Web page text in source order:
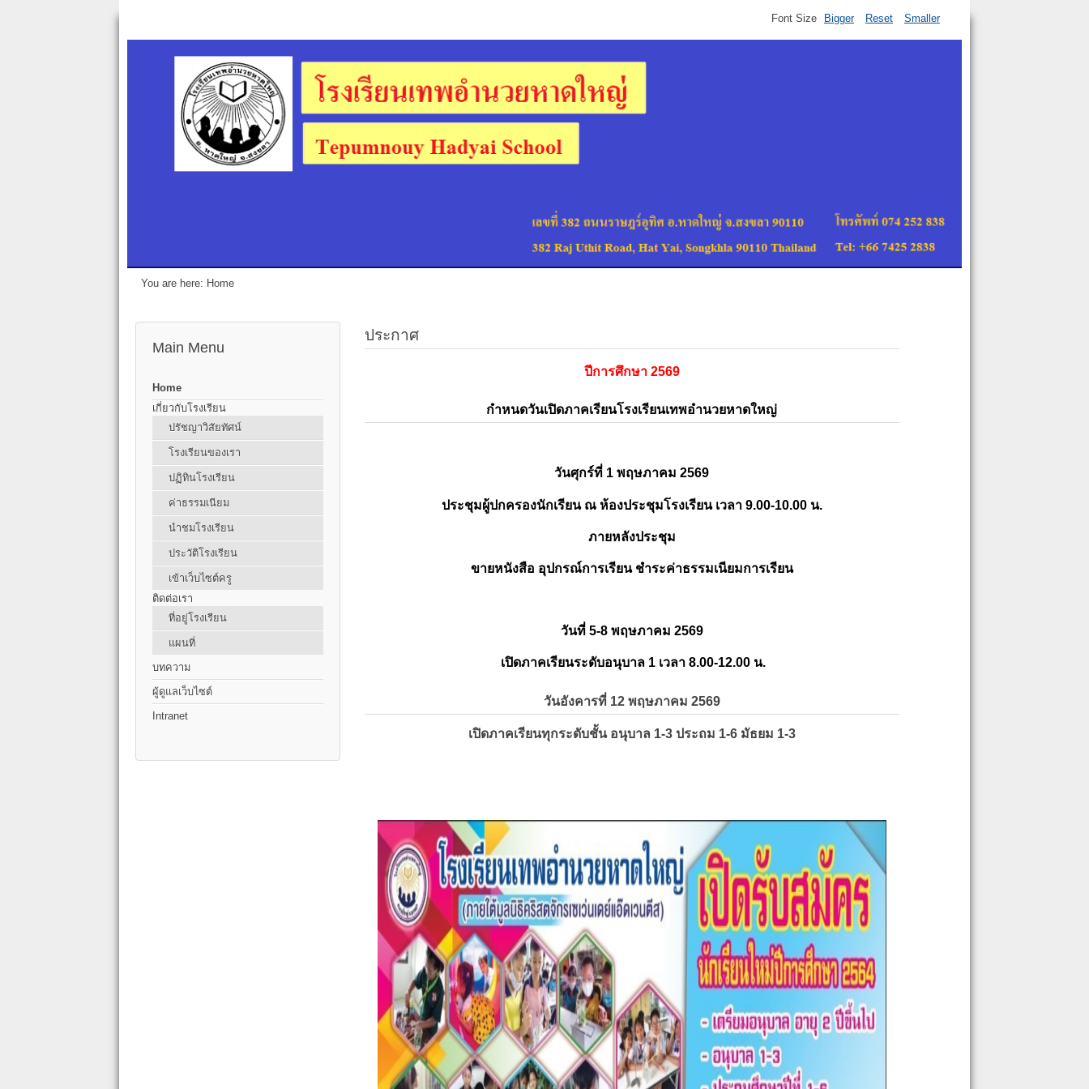
Font Size Bigger Reset Smaller
You are here: Home
Main Menu
Home
เกี่ยวกับโรงเรียน
ปรัชญาวิสัยทัศน์
โรงเรียนของเรา
ปฏิทินโรงเรียน
ค่าธรรมเนียม
นำชมโรงเรียน
ประวัติโรงเรียน
เข้าเว็บไซต์ครู
ติดต่อเรา
ที่อยู่โรงเรียน
แผนที่
บทความ
ผู้ดูแลเว็บไซต์
Intranet
ประกาศ
ปีการศึกษา 2569
กำหนดวันเปิดภาคเรียนโรงเรียนเทพอำนวยหาดใหญ่
วันศุกร์ที่ 1 พฤษภาคม 2569
ประชุมผู้ปกครองนักเรียน ณ ห้องประชุมโรงเรียน เวลา 9.00-10.00 น.
ภายหลังประชุม
ขายหนังสือ อุปกรณ์การเรียน ชำระค่าธรรมเนียมการเรียน
วันที่ 5-8 พฤษภาคม 2569
เปิดภาคเรียนระดับอนุบาล 1 เวลา 8.00-12.00 น.
วันอังคารที่ 12 พฤษภาคม 2569
เปิดภาคเรียนทุกระดับชั้น อนุบาล 1-3 ประถม 1-6 มัธยม 1-3